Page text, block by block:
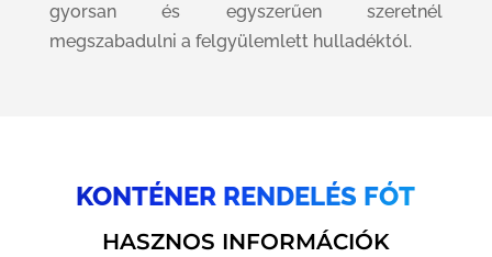
gyorsan és egyszerűen szeretnél
megszabadulni a felgyülemlett hulladéktól.
KONTÉNER RENDELÉS FÓT
HASZNOS INFORMÁCIÓK